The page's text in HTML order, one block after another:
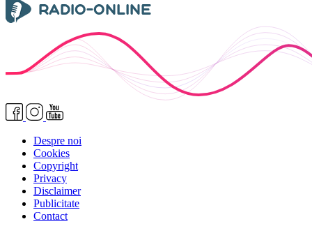
Despre noi
Cookies
Copyright
Privacy
Disclaimer
Publicitate
Contact